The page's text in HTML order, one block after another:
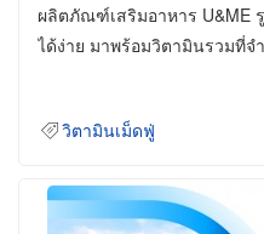
ผลิตภัณฑ์เสริมอาหาร U&ME
ได้ง่าย มาพร้อมวิตามินรวมที่จ
วิตามินเม็ดฟู่